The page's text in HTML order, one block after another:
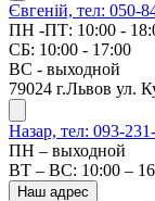
Євгеній, тел: 050-
ПН -ПТ: 10:00 -
СБ: 10:00 - 17:00
ВС - выходной
79024 г.Львов ул.
Назар, тел: 093-
ПН – выходной
ВТ – ВС: 10:00 –
Наш адрес